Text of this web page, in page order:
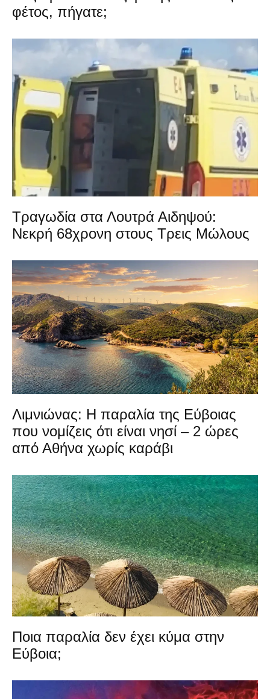
φέτος, πήγατε;
Τραγωδία στα Λουτρά Αιδηψού:
Νεκρή 68χρονη στους Τρεις Μώλους
Λιμνιώνας: Η παραλία της Εύβοιας
που νομίζεις ότι είναι νησί – 2 ώρες
από Αθήνα χωρίς καράβι
Ποια παραλία δεν έχει κύμα στην
Εύβοια;